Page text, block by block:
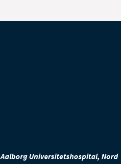
Aalborg Universitetshospital, Nord